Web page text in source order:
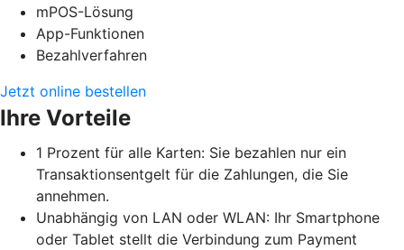
mPOS-Lösung
App-Funktionen
Bezahlverfahren
Jetzt online bestellen
Ihre Vorteile
1 Prozent für alle Karten: Sie bezahlen nur ein
Transaktionsentgelt für die Zahlungen, die Sie
annehmen.
Unabhängig von LAN oder WLAN: Ihr Smartphone
oder Tablet stellt die Verbindung zum Payment